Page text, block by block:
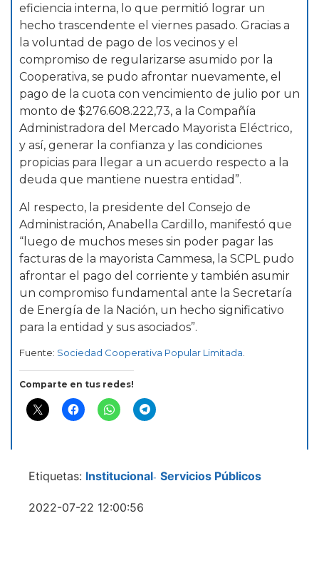
eficiencia interna, lo que permitió lograr un
hecho trascendente el viernes pasado. Gracias a
la voluntad de pago de los vecinos y el
compromiso de regularizarse asumido por la
Cooperativa, se pudo afrontar nuevamente, el
pago de la cuota con vencimiento de julio por un
monto de $276.608.222,73, a la Compañía
Administradora del Mercado Mayorista Eléctrico,
y así, generar la confianza y las condiciones
propicias para llegar a un acuerdo respecto a la
deuda que mantiene nuestra entidad”.
Al respecto, la presidente del Consejo de
Administración, Anabella Cardillo, manifestó que
“luego de muchos meses sin poder pagar las
facturas de la mayorista Cammesa, la SCPL pudo
afrontar el pago del corriente y también asumir
un compromiso fundamental ante la Secretaría
de Energía de la Nación, un hecho significativo
para la entidad y sus asociados”.
Fuente: Sociedad Cooperativa Popular Limitada
Comparte en tus redes!
Etiquetas: Institucional- Servicios Públicos
2022-07-22 12:00:56